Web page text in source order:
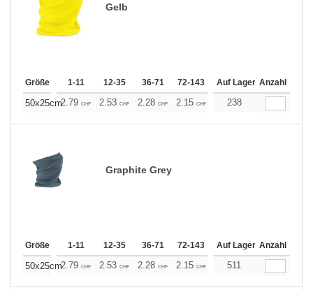
Gelb
Größe 1-11 12-35 36-71 72-143 144-287 288 +
Auf Lager Anzahl
50x25cm2.79 CHF 2.53 CHF 2.28 CHF 2.15 CHF 2.03CHF
238
Graphite Grey
Größe 1-11 12-35 36-71 72-143 144-287 288 +
Auf Lager Anzahl
50x25cm2.79 CHF 2.53 CHF 2.28 CHF 2.15 CHF 2.03511